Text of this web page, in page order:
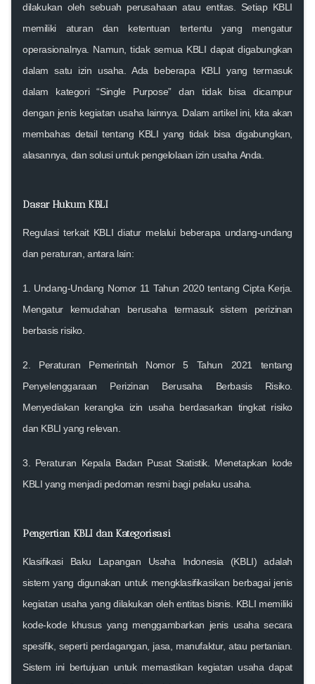
dilakukan oleh sebuah perusahaan atau entitas. Setiap KBLI
memiliki aturan dan ketentuan tertentu yang mengatur
operasionalnya. Namun, tidak semua KBLI dapat digabungkan
dalam satu izin usaha. Ada beberapa KBLI yang termasuk
dalam kategori “Single Purpose” dan tidak bisa dicampur
dengan jenis kegiatan usaha lainnya. Dalam artikel ini, kita akan
membahas detail tentang KBLI yang tidak bisa digabungkan,
alasannya, dan solusi untuk pengelolaan izin usaha Anda.
Dasar Hukum KBLI
Regulasi terkait KBLI diatur melalui beberapa undang-undang
dan peraturan, antara lain:
1. Undang-Undang Nomor 11 Tahun 2020 tentang Cipta Kerja
Mengatur kemudahan berusaha termasuk sistem perizinan
berbasis risiko.
2. Peraturan Pemerintah Nomor 5 Tahun 2021 tentang
Penyelenggaraan Perizinan Berusaha Berbasis Risiko.
Menyediakan kerangka izin usaha berdasarkan tingkat risiko
dan KBLI yang relevan.
3. Peraturan Kepala Badan Pusat Statistik . Menetapkan kode
KBLI yang menjadi pedoman resmi bagi pelaku usaha.
Pengertian KBLI dan Kategorisasi
Klasifikasi Baku Lapangan Usaha Indonesia (KBLI) adalah
sistem yang digunakan untuk mengklasifikasikan berbagai jenis
kegiatan usaha yang dilakukan oleh entitas bisnis. KBLI memiliki
kode-kode khusus yang menggambarkan jenis usaha secara
spesifik, seperti perdagangan, jasa, manufaktur, atau pertanian.
Sistem ini bertujuan untuk memastikan kegiatan usaha dapat